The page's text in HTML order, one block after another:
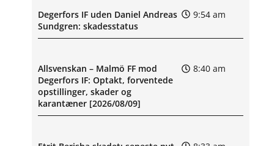
Degerfors IF uden Daniel Andreas
Sundgren: skadesstatus
9:54 am
Allsvenskan – Malmö FF mod
Degerfors IF: Optakt, forventede
opstillinger, skader og
karantæner [2026/08/09]
8:40 am